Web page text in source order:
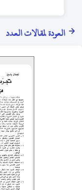
العودة لمقالات العدد